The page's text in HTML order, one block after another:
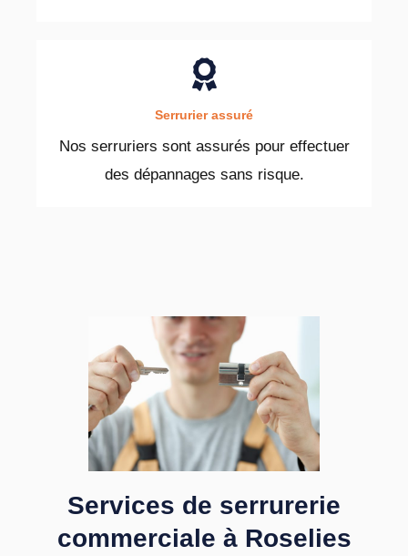
Serrurier assuré
Nos serruriers sont assurés pour effectuer
des dépannages sans risque.
Services de serrurerie
commerciale à Roselies